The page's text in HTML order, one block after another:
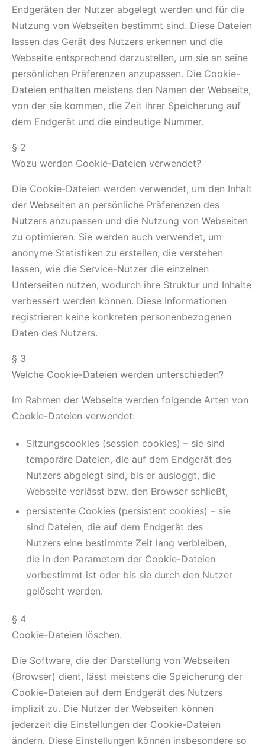
Endgeräten der Nutzer abgelegt werden und für die
Nutzung von Webseiten bestimmt sind. Diese Dateien
lassen das Gerät des Nutzers erkennen und die
Webseite entsprechend darzustellen, um sie an seine
persönlichen Präferenzen anzupassen. Die Cookie-
Dateien enthalten meistens den Namen der Webseite,
von der sie kommen, die Zeit ihrer Speicherung auf
dem Endgerät und die eindeutige Nummer.
§ 2
Wozu werden Cookie-Dateien verwendet?
Die Cookie-Dateien werden verwendet, um den Inhalt
der Webseiten an persönliche Präferenzen des
Nutzers anzupassen und die Nutzung von Webseiten
zu optimieren. Sie werden auch verwendet, um
anonyme Statistiken zu erstellen, die verstehen
lassen, wie die Service-Nutzer die einzelnen
Unterseiten nutzen, wodurch ihre Struktur und Inhalte
verbessert werden können. Diese Informationen
registrieren keine konkreten personenbezogenen
Daten des Nutzers.
§ 3
Welche Cookie-Dateien werden unterschieden?
Im Rahmen der Webseite werden folgende Arten von
Cookie-Dateien verwendet:
Sitzungscookies (session cookies) – sie sind
temporäre Dateien, die auf dem Endgerät des
Nutzers abgelegt sind, bis er ausloggt, die
Webseite verlässt bzw. den Browser schließt,
persistente Cookies (persistent cookies) – sie
sind Dateien, die auf dem Endgerät des
Nutzers eine bestimmte Zeit lang verbleiben,
die in den Parametern der Cookie-Dateien
vorbestimmt ist oder bis sie durch den Nutzer
gelöscht werden.
§ 4
Cookie-Dateien löschen.
Die Software, die der Darstellung von Webseiten
(Browser) dient, lässt meistens die Speicherung der
Cookie-Dateien auf dem Endgerät des Nutzers
implizit zu. Die Nutzer der Webseiten können
jederzeit die Einstellungen der Cookie-Dateien
ändern. Diese Einstellungen können insbesondere so